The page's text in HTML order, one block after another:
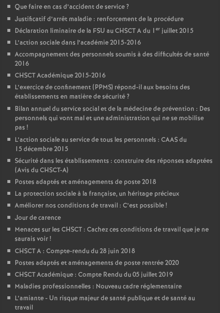
Que faire en cas d’accident de service?
Justificatif d’arrêt maladie : renforcement de la procédure
Déclaration liminaire de la FSU au CHSCT A du 1 er juillet 2015
L’action sociale dans l’académie 2015-2016
Accompagnement des personnels soumis à des difficultés de santé
2016
CHSCT Académique 2015-2016
L’exercice de confinement (PPMS) répond-il aux besoins des
établissements en matière de sécurité?
Bilan annuel du service social et de la médecine de prévention : Des
personnels qui vont mal et une administration qui ne se mobilise
pas !
L’action sociale au service de tous les personnels : CAAS du
15 décembre 2015
Sécurité dans les établissements : construire des réponses adaptées
(Avis du CHSCT-A)
Postes adaptés et aménagements de poste 2018
La protection sociale à la française, un héritage précieux
Améliorer nos conditions de travail : C’est possible!
Jour de carence
Menaces sur les CHSCT : Cachez ces conditions de travail que je ne
saurais voir!
CHSCT A : Compte-rendu du 28 juin 2018
Postes adaptés et aménagements de poste rentrée 2020
CHSCT Académique : Compte Rendu du 05 juillet 2019
Maladies professionnelles : Nouveau cadre réglementaire
L’amiante - Un risque majeur de santé publique et de santé au
travail